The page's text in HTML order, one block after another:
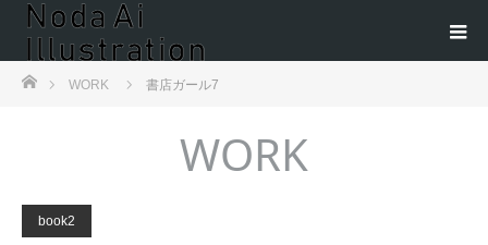
ホームWORK 書店ガール7
WORK
book2